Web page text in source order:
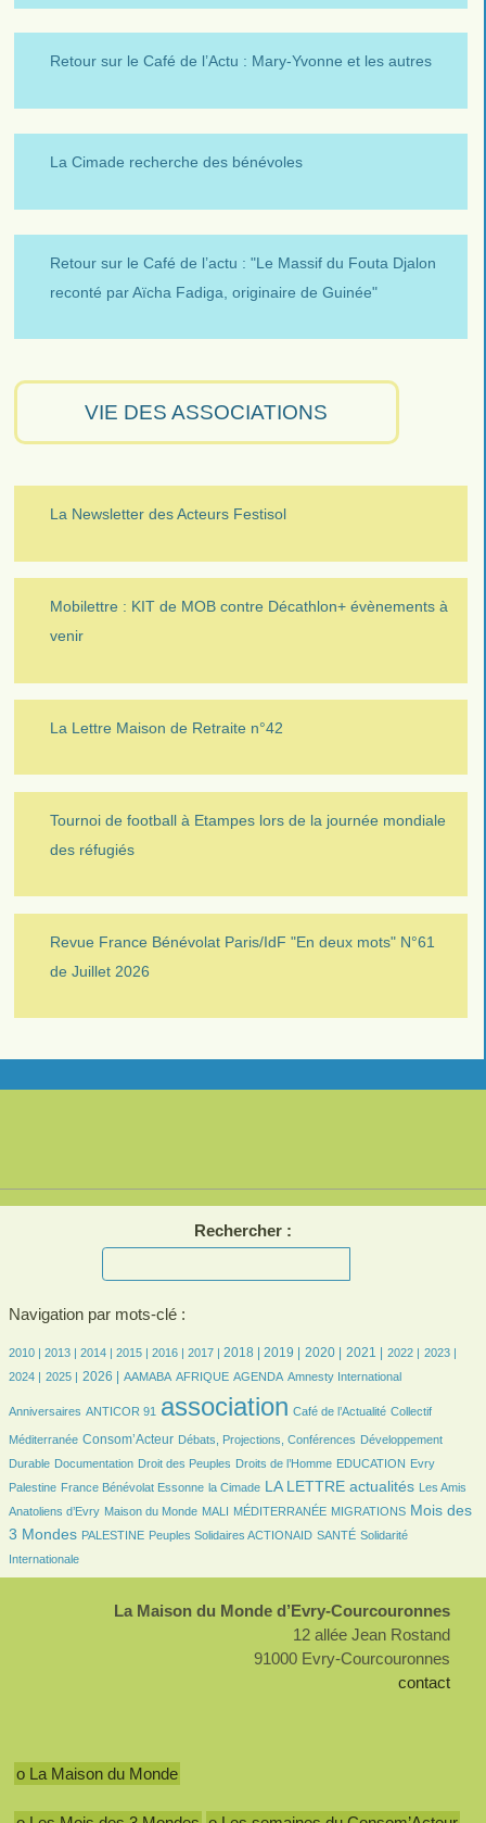
Retour sur le Café de l’Actu : Mary-Yvonne et les autres
La Cimade recherche des bénévoles
Retour sur le Café de l’actu : "Le Massif du Fouta Djalon
reconté par Aïcha Fadiga, originaire de Guinée"
VIE DES ASSOCIATIONS
La Newsletter des Acteurs Festisol
Mobilettre : KIT de MOB contre Décathlon+ évènements à
venir
La Lettre Maison de Retraite n°42
Tournoi de football à Etampes lors de la journée mondiale
des réfugiés
Revue France Bénévolat Paris/IdF "En deux mots" N°61
de Juillet 2026
Rechercher :
Navigation par mots-clé :
7/2516
2010 |
7/25162013 |
202/2516 2014 |
379/2516 2015 |
449/2516 2016 |
518/2516 2017 |
708/2516 2018 |
723/2516 2019 |
627/2516 2020 |
652/2516 2021 |
490/2516 2022 |
482/2516 2023 |
497/2516
2024 |
487/2516
2025 |
545/2516 2026 |
87/2516 AAMABA
185/2516 AFRIQUE
500/2516 AGENDA
7/2516 Amnesty International
29/2516
Anniversaires ANTICOR 91 association Café de l’Actualité Collectif
Méditerranée
679/2516 Consom’Acteur
148/2516 Débats, Projections, Conférences
158/2516
Développement
Durable
56/2516Documentation
32/2516 Droit des Peuples
173/2516 Droits de l’Homme
36/2516 EDUCATION
8/2516
Evry
Palestine
105/2516France Bénévolat Essonne
29/2516 la Cimade
875/2516 LA LETTRE actualités
29/2516
Les Amis
Anatoliens d’Evry
91/2516 Maison du Monde
21/2516 MALI
8/2516 MÉDITERRANÉE
142/2516 MIGRATIONS
1017/2516
Mois des
3 Mondes
103/2516 PALESTINE
105/2516 Peuples Solidaires ACTIONAID
104/2516 SANTÉ
247/2516
Solidarité
Internationale
La Maison du Monde d’Evry-Courcouronnes
12 allée Jean Rostand
91000 Evry-Courcouronnes
contact
o La Maison du Monde